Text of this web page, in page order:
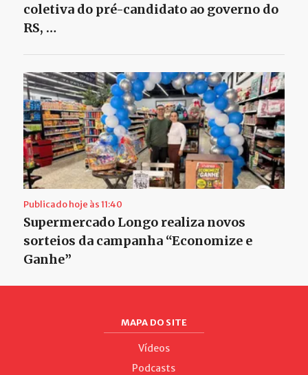
coletiva do pré-candidato ao governo do
RS, …
Publicado hoje às 11:40
Supermercado Longo realiza novos
sorteios da campanha “Economize e
Ganhe”
MAPA DO SITE
Vídeos
Podcasts